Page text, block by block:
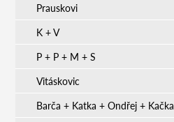
Prauskovi
K + V
P + P + M + S
Vitáskovic
Barča + Katka + Ondřej + Kačka